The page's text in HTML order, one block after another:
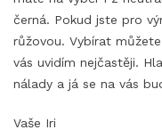
černá. Pokud jste pro
růžovou. Vybírat můžete
vás uvidím nejčastěji.
nálady a já se na vás
Vaše Iri